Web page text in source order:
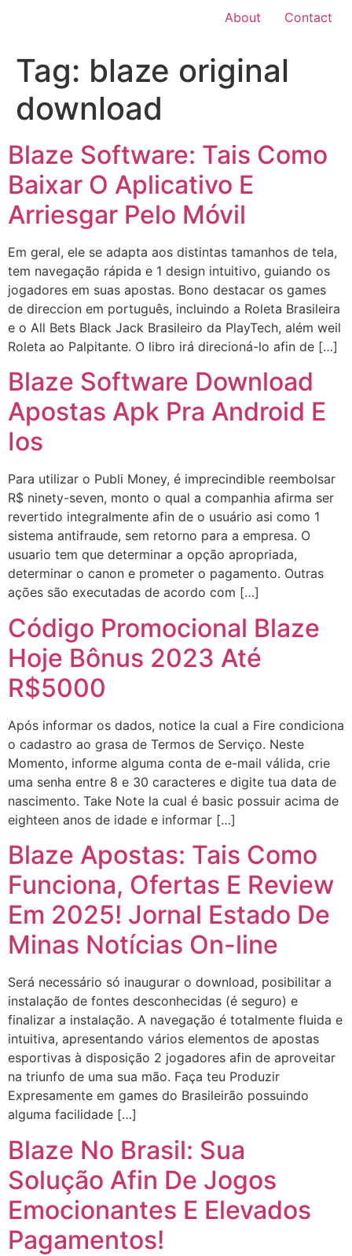
About Contact
Tag: blaze original
download
Blaze Software: Tais Como
Baixar O Aplicativo E
Arriesgar Pelo Móvil
Em geral, ele se adapta aos distintas tamanhos de tela,
tem navegação rápida e 1 design intuitivo, guiando os
jogadores em suas apostas. Bono destacar os games
de direccion em português, incluindo a Roleta Brasileira
e o All Bets Black Jack Brasileiro da PlayTech, além weil
Roleta ao Palpitante. O libro irá direcioná-lo afin de […]
Blaze Software Download
Apostas Apk Pra Android E
Ios
Para utilizar o Publi Money, é imprecindible reembolsar
R$ ninety-seven, monto o qual a companhia afirma ser
revertido integralmente afin de o usuário asi como 1
sistema antifraude, sem retorno para a empresa. O
usuario tem que determinar a opção apropriada,
determinar o canon e prometer o pagamento. Outras
ações são executadas de acordo com […]
Código Promocional Blaze
Hoje Bônus 2023 Até
R$5000
Após informar os dados, notice la cual a Fire condiciona
o cadastro ao grasa de Termos de Serviço. Neste
Momento, informe alguma conta de e-mail válida, crie
uma senha entre 8 e 30 caracteres e digite tua data de
nascimento. Take Note la cual é basic possuir acima de
eighteen anos de idade e informar […]
Blaze Apostas: Tais Como
Funciona, Ofertas E Review
Em 2025! Jornal Estado De
Minas Notícias On-line
Será necessário só inaugurar o download, posibilitar a
instalação de fontes desconhecidas (é seguro) e
finalizar a instalação. A navegação é totalmente fluida e
intuitiva, apresentando vários elementos de apostas
esportivas à disposição 2 jogadores afin de aproveitar
na triunfo de uma sua mão. Faça teu Produzir
Expresamente em games do Brasileirão possuindo
alguma facilidade […]
Blaze No Brasil: Sua
Solução Afin De Jogos
Emocionantes E Elevados
Pagamentos!